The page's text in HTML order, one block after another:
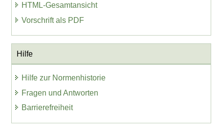
HTML-Gesamtansicht
Vorschrift als PDF
Hilfe
Hilfe zur Normenhistorie
Fragen und Antworten
Barrierefreiheit